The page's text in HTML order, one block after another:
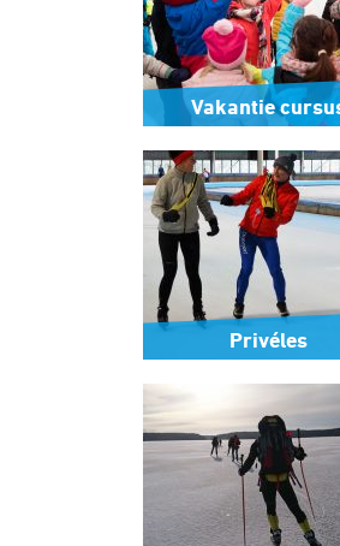
Vakantie
Privéles